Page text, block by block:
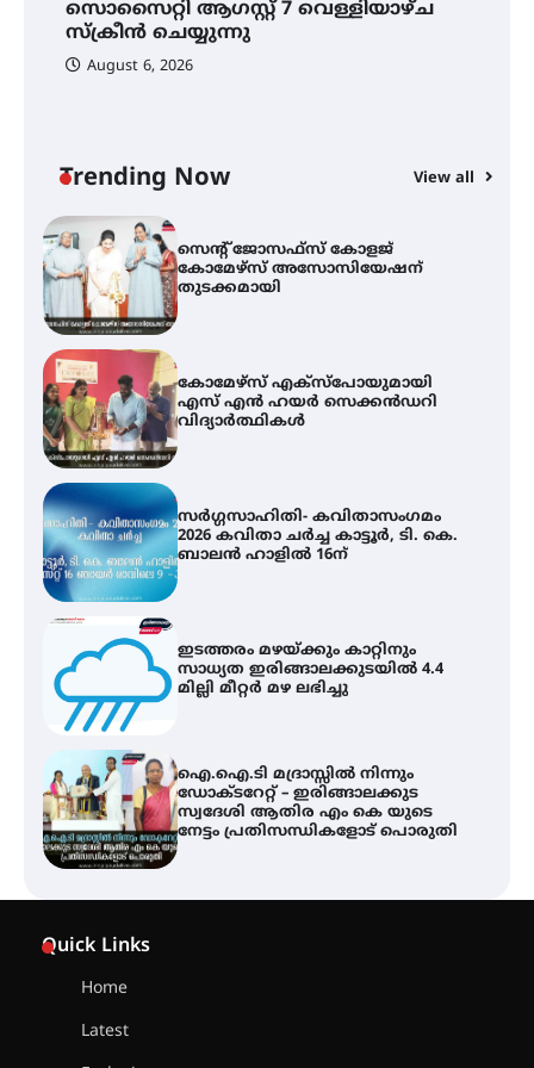
സൊസൈറ്റി ആഗസ്റ്റ് 7 വെള്ളിയാഴ്ച
സ്‌ക്രീൻ ചെയ്യുന്നു
August 6, 2026
Trending Now View all
സ്വദേശി ആതിര എം കെ യുടെ
നേട്ടം പ്രതിസന്ധികളോട് പൊരുതി
വെള്ളിയാഴ്ച സ്‌ക്രീൻ ചെയ്യുന്നു
സെന്റ് ജോസഫ്സ് കോളജ്
കോമേഴ്‌സ് അസോസിയേഷന്
തുടക്കമായി
കോമേഴ്സ് എക്സ്പോയുമായി
എസ് എൻ ഹയർ സെക്കൻഡറി
വിദ്യാർത്ഥികൾ
സർഗ്ഗസാഹിതി- കവിതാസംഗമം
2026 കവിതാ ചർച്ച കാട്ടൂർ, ടി. കെ.
ബാലൻ ഹാളിൽ 16ന്
ഇടത്തരം മഴയ്ക്കും കാറ്റിനും
സാധ്യത ഇരിങ്ങാലക്കുടയിൽ 4.4
മില്ലി മീറ്റർ മഴ ലഭിച്ചു
ഐ.ഐ.ടി മദ്രാസ്സിൽ നിന്നും
ഡോക്ടറേറ്റ് – ഇരിങ്ങാലക്കുട
സ്വദേശി ആതിര എം കെ യുടെ
നേട്ടം പ്രതിസന്ധികളോട് പൊരുതി
Quick Links
Home
Latest